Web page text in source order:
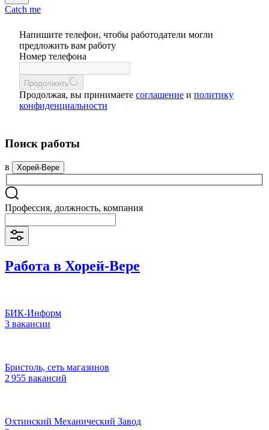
Catch me
Напишите телефон, чтобы работодатели могли
предложить вам работу
Номер телефона
Продолжить
Продолжая, вы принимаете соглашение и политику
конфиденциальности
Поиск работы
в Хорей-Вере
Профессия, должность, компания
Работа в Хорей-Вере
БИК-Информ
3 вакансии
Бристоль, сеть магазинов
2 955 вакансий
Охтинский Механический Завод